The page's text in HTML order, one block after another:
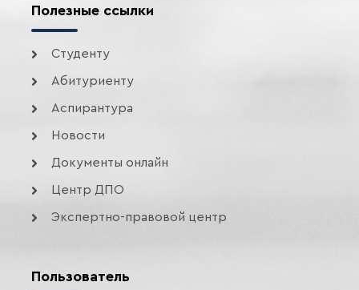
Полезные ссылки
Студенту
Абитуриенту
Аспирантура
Новости
Документы онлайн
Центр ДПО
Экспертно-правовой центр
Пользователь